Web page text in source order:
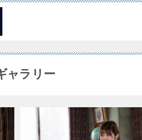
ャラリー